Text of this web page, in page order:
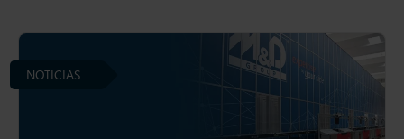
NOTICIAS